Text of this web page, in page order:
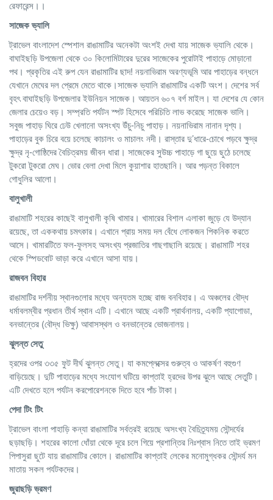
রেফারেন্স।।
সাজেক ভ্যালি
ট্রাভেল বাংলাদেশ স্পেশাল রাঙামাটির অনেকটা অংশই দেখা যায় সাজেক ভ্যালি থেকে।
বাঘাইছড়ি উপজেলা থেকে ৩০ কিলোমিটারের দুরের সাজেকের পুরোটাই পাহাড়ে মোড়ানো
পথ। প্রকৃতির এই রুপ যেন রাঙামাটির ছাদ! নয়নাভিরাম অরণ্যভূমি আর পাহাড়ের বন্ধনে
যেখানে মেঘের দল প্রেমে মেতে থাকে।সাজেক ভ্যালি রাঙামাটির একটি অংশ। দেশের সর্ব
বৃহৎ বাঘাইছড়ি উপজেলার ইউনিয়ন সাজেক। আয়তন ৬০৭ বর্গ মাইল। যা দেশের যে কোন
জেলার চেয়েও বড়। সম্প্রতি পর্যটন স্পট হিসেবে পরিচিতি লাভ করেছে সাজেক ভালি।
সবুজ পাহাড় ঘিরে ঢেউ খেলানো অসংখ্য উঁচু-নিচু পাহাড়। নয়নাভিরাম নানান দৃশ্য।
পাহাড়ের বুক চিরে বয়ে চলেছে কাচালং ও মাচালং নদী। রাস্তার দু’ধারে-চোখে পড়বে ক্ষুদ্র
ক্ষুদ্র নৃ-গোষ্ঠিদের বৈচিত্রময় জীবন ধারা। সাজেকের সুউচ্চ পাহাড়ে গা ছুয়ে ছুঠে চলেছে
টুকরো টুকরো মেঘ। ভোর বেলা দেখা মিলে কুয়াশার হাতছানি। আর পড়ন্ত বিকালে
গোধুলির আলো।
বালুখালী
রাঙামাটি শহরের কাছেই বালুখালী কৃষি খামার। খামারের বিশাল এলাকা জুড়ে যে উদ্যান
রয়েছে, তা এককথায় চমৎকার। এখানে প্রায় সময় দল বেঁধে লোকজন পিকনিক করতে
আসে। খামারটিতে ফল-ফুলসহ অসংখ্য প্রজাতির গাছগাছালি রয়েছে। রাঙামাটি শহর
থেকে স্পিডবোট ভাড়া করে এখানে আসা যায়।
রাজবন বিহার
রাঙামাটির দর্শনীয় স্থানগুলোর মধ্যে অন্যতম হচ্ছে রাজ বনবিহার। এ অঞ্চলের বৌদ্ধ
ধর্মাবলম্বীর প্রধান তীর্থ স্থান এটি। এখানে আছে একটি প্রার্থনালয়, একটি প্যাগোডা,
বনভান্তের (বৌদ্ধ ভিক্ষু) আবাসস্থল ও বনভান্তের ভোজনালয়।
ঝুলন্ত সেতু
হ্রদের ওপর ৩৩৫ ফুট দীর্ঘ ঝুলন্ত সেতু। যা কমপ্লেক্সের গুরুত্ব ও আকর্ষণ বহুগুণ
বাড়িয়েছে। দুটি পাহাড়ের মধ্যে সংযোগ ঘটিয়ে কাপ্তাই হ্রদের উপর ঝুলে আছে সেতুটি।
এটি দেখতে হলে পর্যটন করপোরেশনকে দিতে হবে পাঁচ টাকা।
পেদা টিং টিং
ট্রাভেল বাংলা পাহাড়ি কন্যা রাঙামাটির সর্বত্রই রয়েছে অসংখ্য বৈচিত্র্যময় সৌন্দর্যের
ছড়াছড়ি। শহরের কালো ধোঁয়া থেকে দূরে চলে গিয়ে প্রশান্তির নিঃশ্বাস নিতে তাই ভ্রমণ
পিপাসুরা ছুটে যায় রাঙামাটির কোলে। রাঙামাটির কাপ্তাই লেকের মনোমুগ্ধকর সৌন্দর্য মন
মাতায় সকল পর্যটকদের।
জুরাছড়ি ভ্রমণ